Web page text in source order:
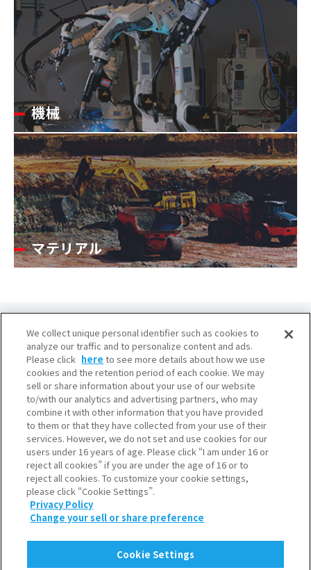
機械
マテリアル
大阪本社
産業ガス本部・水素本部
〒541-0053 大阪市中央区本町3-6-4
東京本社
産業ガス本部・水素本部
〒105-8458 東京都港区浜松町2-3-1
個人情報保護について
クッキーポリシー
ソーシャルメディアポリシー
We collect unique personal identifier such as cookies to
analyze our traffic and to personalize content and ads.
Please click here to see more details about how we use
cookies and the retention period of each cookie. We may
sell or share information about your use of our website
to/with our analytics and advertising partners, who may
combine it with other information that you have provided
to them or that they have collected from your use of their
services. However, we do not set and use cookies for our
users under 16 years of age. Please click “I am under 16 or
reject all cookies” if you are under the age of 16 or to
reject all cookies. To customize your cookie settings,
please click “Cookie Settings”.
Privacy Policy
Change your sell or share preference
Cookie Settings